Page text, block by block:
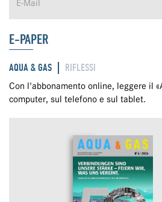
E-PAPER
AQUA & GAS RIFLESSI
Con l'abbonamento online, leggere il
computer, sul telefono e sul tablet.